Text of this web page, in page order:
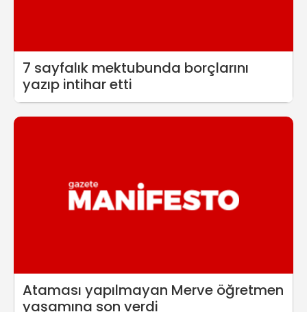
7 sayfalık mektubunda borçlarını
yazıp intihar etti
Ataması yapılmayan Merve öğretmen
yaşamına son verdi